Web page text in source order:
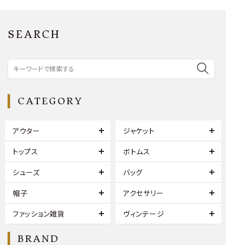
SEARCH
CATEGORY
アウター ジャケット
トップス ボトムス
シューズ バッグ
帽子 アクセサリー
ファッション雑貨 ヴィンテージ
BRAND